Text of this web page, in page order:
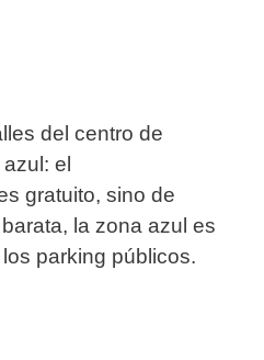
del centro de
el
gratuito, sino de
la zona azul es
parking públicos.